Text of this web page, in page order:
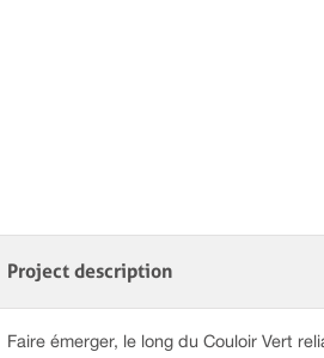
Project description
Faire émerger, le long du Couloir Vert